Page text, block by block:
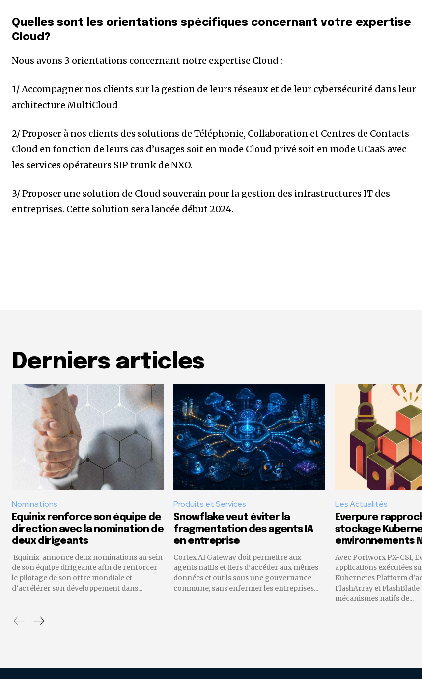
Quelles sont les orientations spécifiques concernant votre expertise
Cloud?
Nous avons 3 orientations concernant notre expertise Cloud :
1/ Accompagner nos clients sur la gestion de leurs réseaux et de leur cybersécurité dans leur
architecture MultiCloud
2/ Proposer à nos clients des solutions de Téléphonie, Collaboration et Centres de Contacts
Cloud en fonction de leurs cas d’usages soit en mode Cloud privé soit en mode UCaaS avec
les services opérateurs SIP trunk de NXO.
3/ Proposer une solution de Cloud souverain pour la gestion des infrastructures IT des
entreprises. Cette solution sera lancée début 2024.
Derniers articles
Nominations
Equinix renforce son équipe de
direction avec la nomination de
deux dirigeants
Equinix annonce deux nominations au sein
de son équipe dirigeante afin de renforcer
le pilotage de son offre mondiale et
d’accélérer son développement dans...
Produits et Services
Snowflake veut éviter la
fragmentation des agents IA
en entreprise
Cortex AI Gateway doit permettre aux
agents natifs et tiers d’accéder aux mêmes
données et outils sous une gouvernance
commune, sans enfermer les entreprises...
Les Actualités
Everpure
stockage
environnements
Avec Portworx PX-CSI,
applications exécutées
Kubernetes Platform
FlashArray et FlashBlade
mécanismes natifs de...